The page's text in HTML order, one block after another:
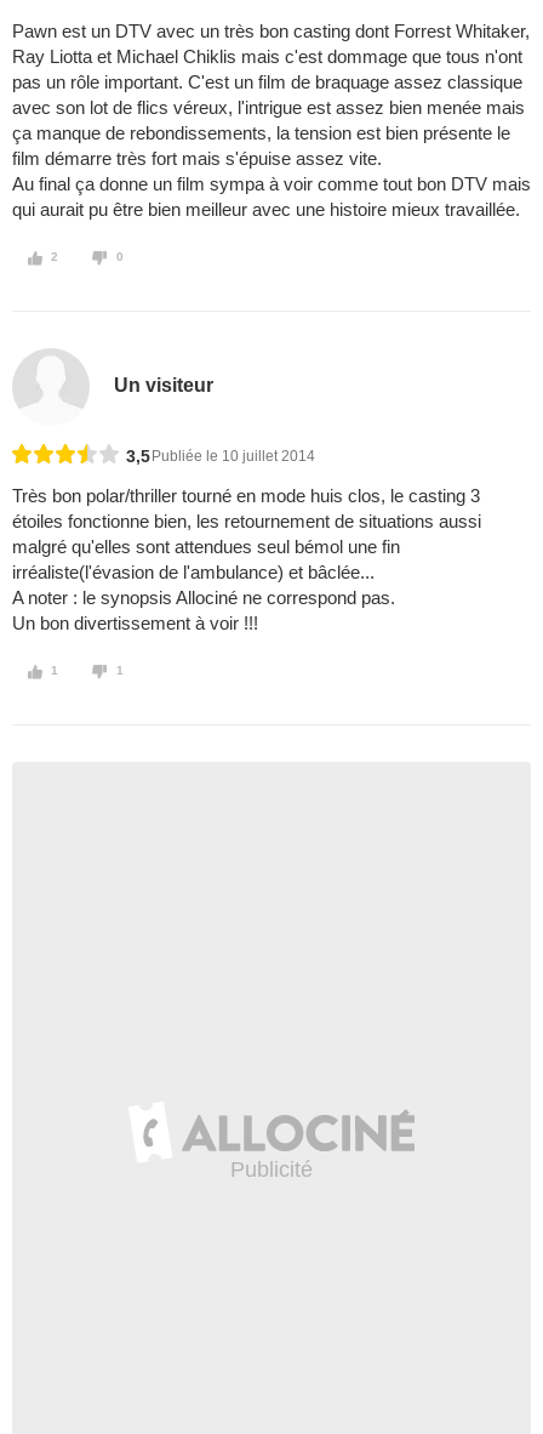
Pawn est un DTV avec un très bon casting dont Forrest Whitaker,
Ray Liotta et Michael Chiklis mais c'est dommage que tous n'ont
pas un rôle important. C'est un film de braquage assez classique
avec son lot de flics véreux, l'intrigue est assez bien menée mais
ça manque de rebondissements, la tension est bien présente le
film démarre très fort mais s'épuise assez vite.
Au final ça donne un film sympa à voir comme tout bon DTV mais
qui aurait pu être bien meilleur avec une histoire mieux travaillée.
2 0
Un visiteur
3,5 Publiée le 10 juillet 2014
Très bon polar/thriller tourné en mode huis clos, le casting 3
étoiles fonctionne bien, les retournement de situations aussi
malgré qu'elles sont attendues seul bémol une fin
irréaliste(l'évasion de l'ambulance) et bâclée...
A noter : le synopsis Allociné ne correspond pas.
Un bon divertissement à voir !!!
1 1